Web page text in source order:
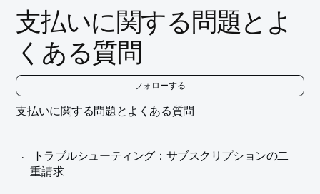
支払いに関する問題とよ
くある質問
フォローする
0
支払いに関する問題とよくある質問
トラブルシューティング：サブスクリプションの二
重請求